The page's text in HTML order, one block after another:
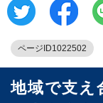
ページID1022502
地域で支え